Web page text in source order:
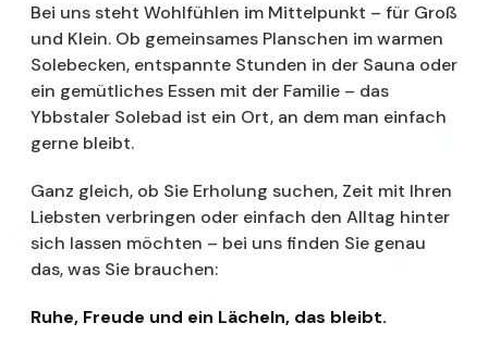
Bei uns steht Wohlfühlen im Mittelpunkt – für Groß
und Klein. Ob gemeinsames Planschen im warmen
Solebecken, entspannte Stunden in der Sauna oder
ein gemütliches Essen mit der Familie – das
Ybbstaler Solebad ist ein Ort, an dem man einfach
gerne bleibt.
Ganz gleich, ob Sie Erholung suchen, Zeit mit Ihren
Liebsten verbringen oder einfach den Alltag hinter
sich lassen möchten – bei uns finden Sie genau
das, was Sie brauchen:
Ruhe, Freude und ein Lächeln, das bleibt.